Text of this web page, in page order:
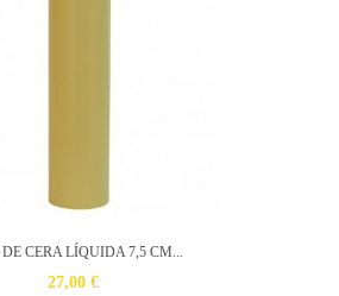
CERA LÍQUIDA 7,5 CM...
27,00 €